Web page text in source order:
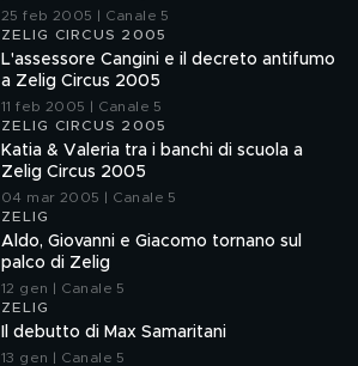
25 feb 2005 | Canale 5
ZELIG CIRCUS 2005
L'assessore Cangini e il decreto antifumo
a Zelig Circus 2005
11 feb 2005 | Canale 5
ZELIG CIRCUS 2005
Katia & Valeria tra i banchi di scuola a
Zelig Circus 2005
04 mar 2005 | Canale 5
ZELIG
Aldo, Giovanni e Giacomo tornano sul
palco di Zelig
12 gen | Canale 5
ZELIG
Il debutto di Max Samaritani
13 gen | Canale 5